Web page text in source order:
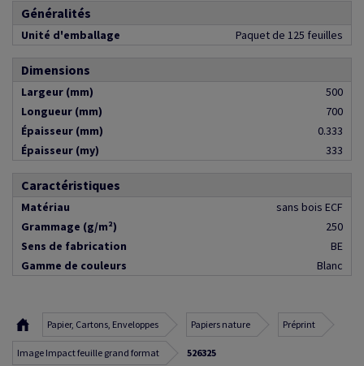
Généralités
Unité d'emballage Paquet de 125 feuilles
Dimensions
Largeur (mm)
500
Longueur (mm)
700
Épaisseur (mm)
0.333
Épaisseur (my)
333
Caractéristiques
Matériau
sans bois ECF
Grammage (g/m²)
250
Sens de fabrication
BE
Gamme de couleurs
Blanc
Papier, Cartons, Enveloppes Papiers nature Préprint
Image Impact feuille grand format 526325